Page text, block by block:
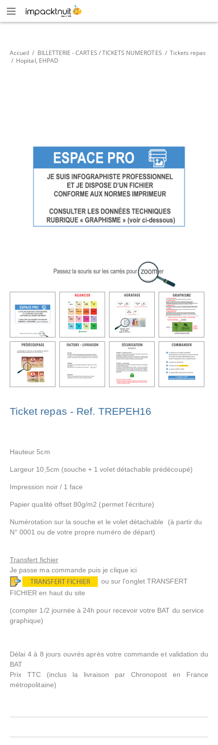
Accueil / BILLETTERIE - CARTES / TICKETS NUMEROTES / Tickets repas
/ Hopital, EHPAD
Ticket repas - Ref. TREPEH16
Hauteur 5cm
Largeur 10,5cm (souche + 1 volet détachable prédécoupé)
Impression noir / 1 face
Papier qualité offset 80g/m2 (permet l'écriture)
Numérotation sur la souche et le volet détachable (à partir du
N° 0001 ou de votre propre numéro de départ)
Transfert fichier
Je passe ma commande puis je clique ici
ou sur l'onglet TRANSFERT
FICHIER en haut du site
(compter 1/2 journée à 24h pour recevoir votre BAT du service
graphique)
Délai 4 à 8 jours ouvrés après votre commande et validation du
BAT
Prix TTC (inclus la livraison par Chronopost en France
métropolitaine)